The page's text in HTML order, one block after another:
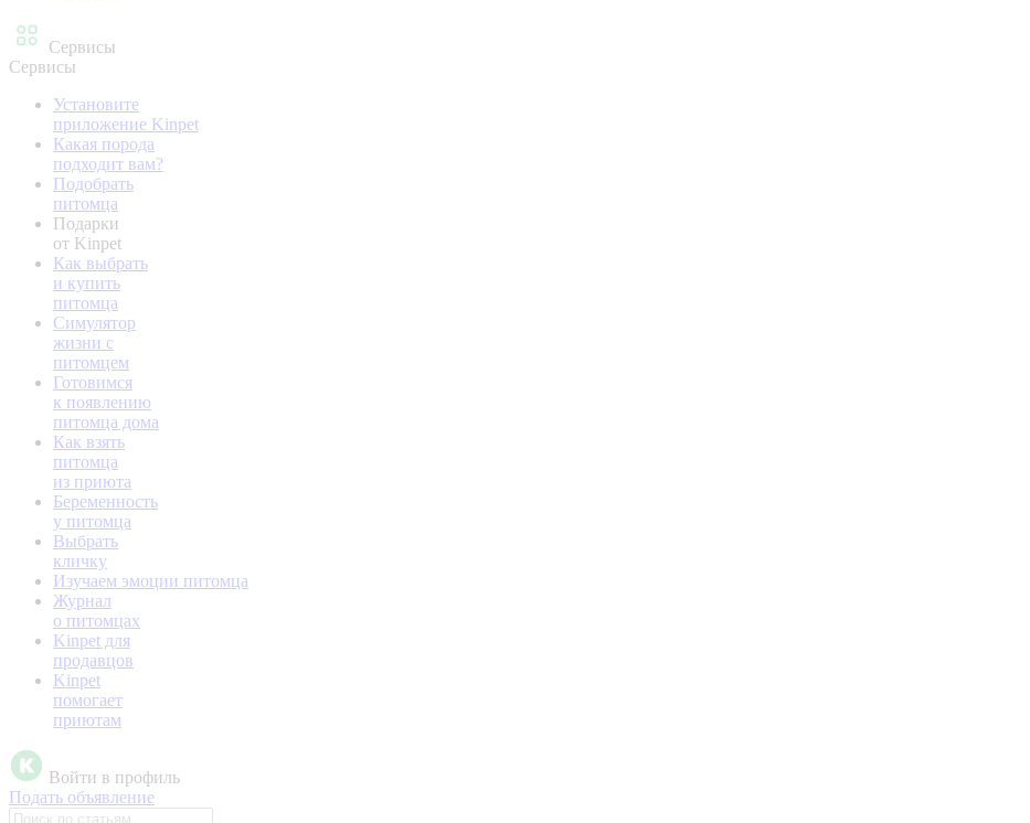
Сервисы
Сервисы
Установите
приложение Kinpet
Какая порода
подходит вам?
Подобрать
питомца
Подарки
от Kinpet
Как выбрать
и купить
питомца
Симулятор
жизни с
питомцем
Готовимся
к появлению
питомца дома
Как взять
питомца
из приюта
Беременность
у питомца
Выбрать
кличку
Изучаем эмоции питомца
Журнал
о питомцах
Kinpet для
продавцов
Kinpet
помогает
приютам
Войти в профиль
Подать объявление